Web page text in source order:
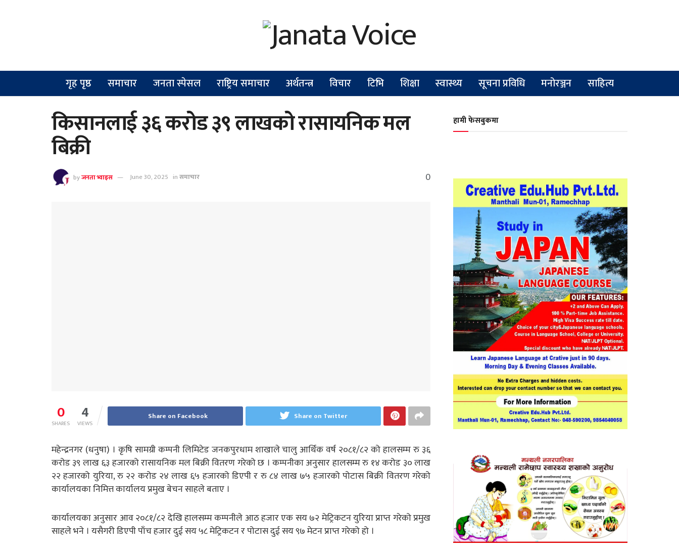
गृह पृष्ठ समाचार जनता स्पेसल राष्ट्रिय समाचार अर्थतन्त्र विचार टिभि शिक्षा स्वास्थ्य सूचना प्रविधि मनोरञ्जन साहित्य
किसानलाई ३६ करोड ३९ लाखको रासायनिक मल
बिक्री
byजनता भ्वाइस June 30, 2025 inसमाचार 0
0
SHARES 4
VIEWS
Share on Facebook Share on Twitter
महेन्द्रनगर (धनुषा) । कृषि सामग्री कम्पनी लिमिटेड जनकपुरधाम शाखाले चालु आर्थिक वर्ष २०८१/८२ को हालसम्म रु ३६
करोड ३९ लाख ६३ हजारको रासायनिक मल बिक्री वितरण गरेको छ । कम्पनीका अनुसार हालसम्म रु १४ करोड ३० लाख
२२ हजारको युरिया, रु २२ करोड २४ लाख ६५ हजारको डिएपी र रु ८४ लाख ७५ हजारको पोटास बिक्री वितरण गरेको
कार्यालयका निमित्त कार्यालय प्रमुख बेचन साहले बताए ।
कार्यालयका अनुसार आव २०८१/८२ देखि हालसम्म कम्पनीले आठ हजार एक सय ७२ मेट्रिकटन युरिया प्राप्त गरेको प्रमुख
साहले भने । यसैगरी डिएपी पाँच हजार दुई सय ५८ मेट्रिकटन र पोटास दुई सय ९७ मेटन प्राप्त गरेको हो ।
हामी फेसबुकमा